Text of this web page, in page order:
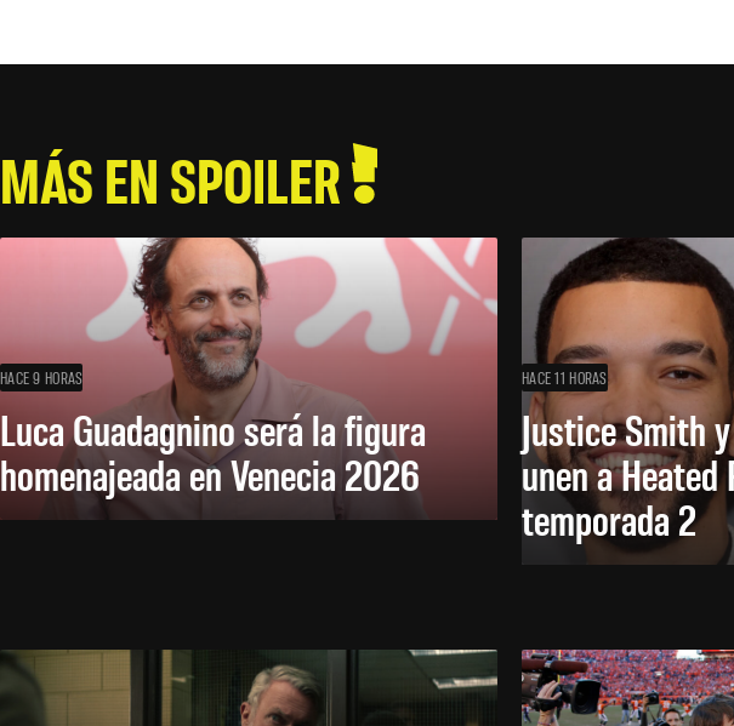
MÁS EN SPOILER
HACE 9 HORAS
Luca Guadagnino será la figura
homenajeada en Venecia 2026
HACE 11 HORAS
Justice Smith
unen a
temporada 2